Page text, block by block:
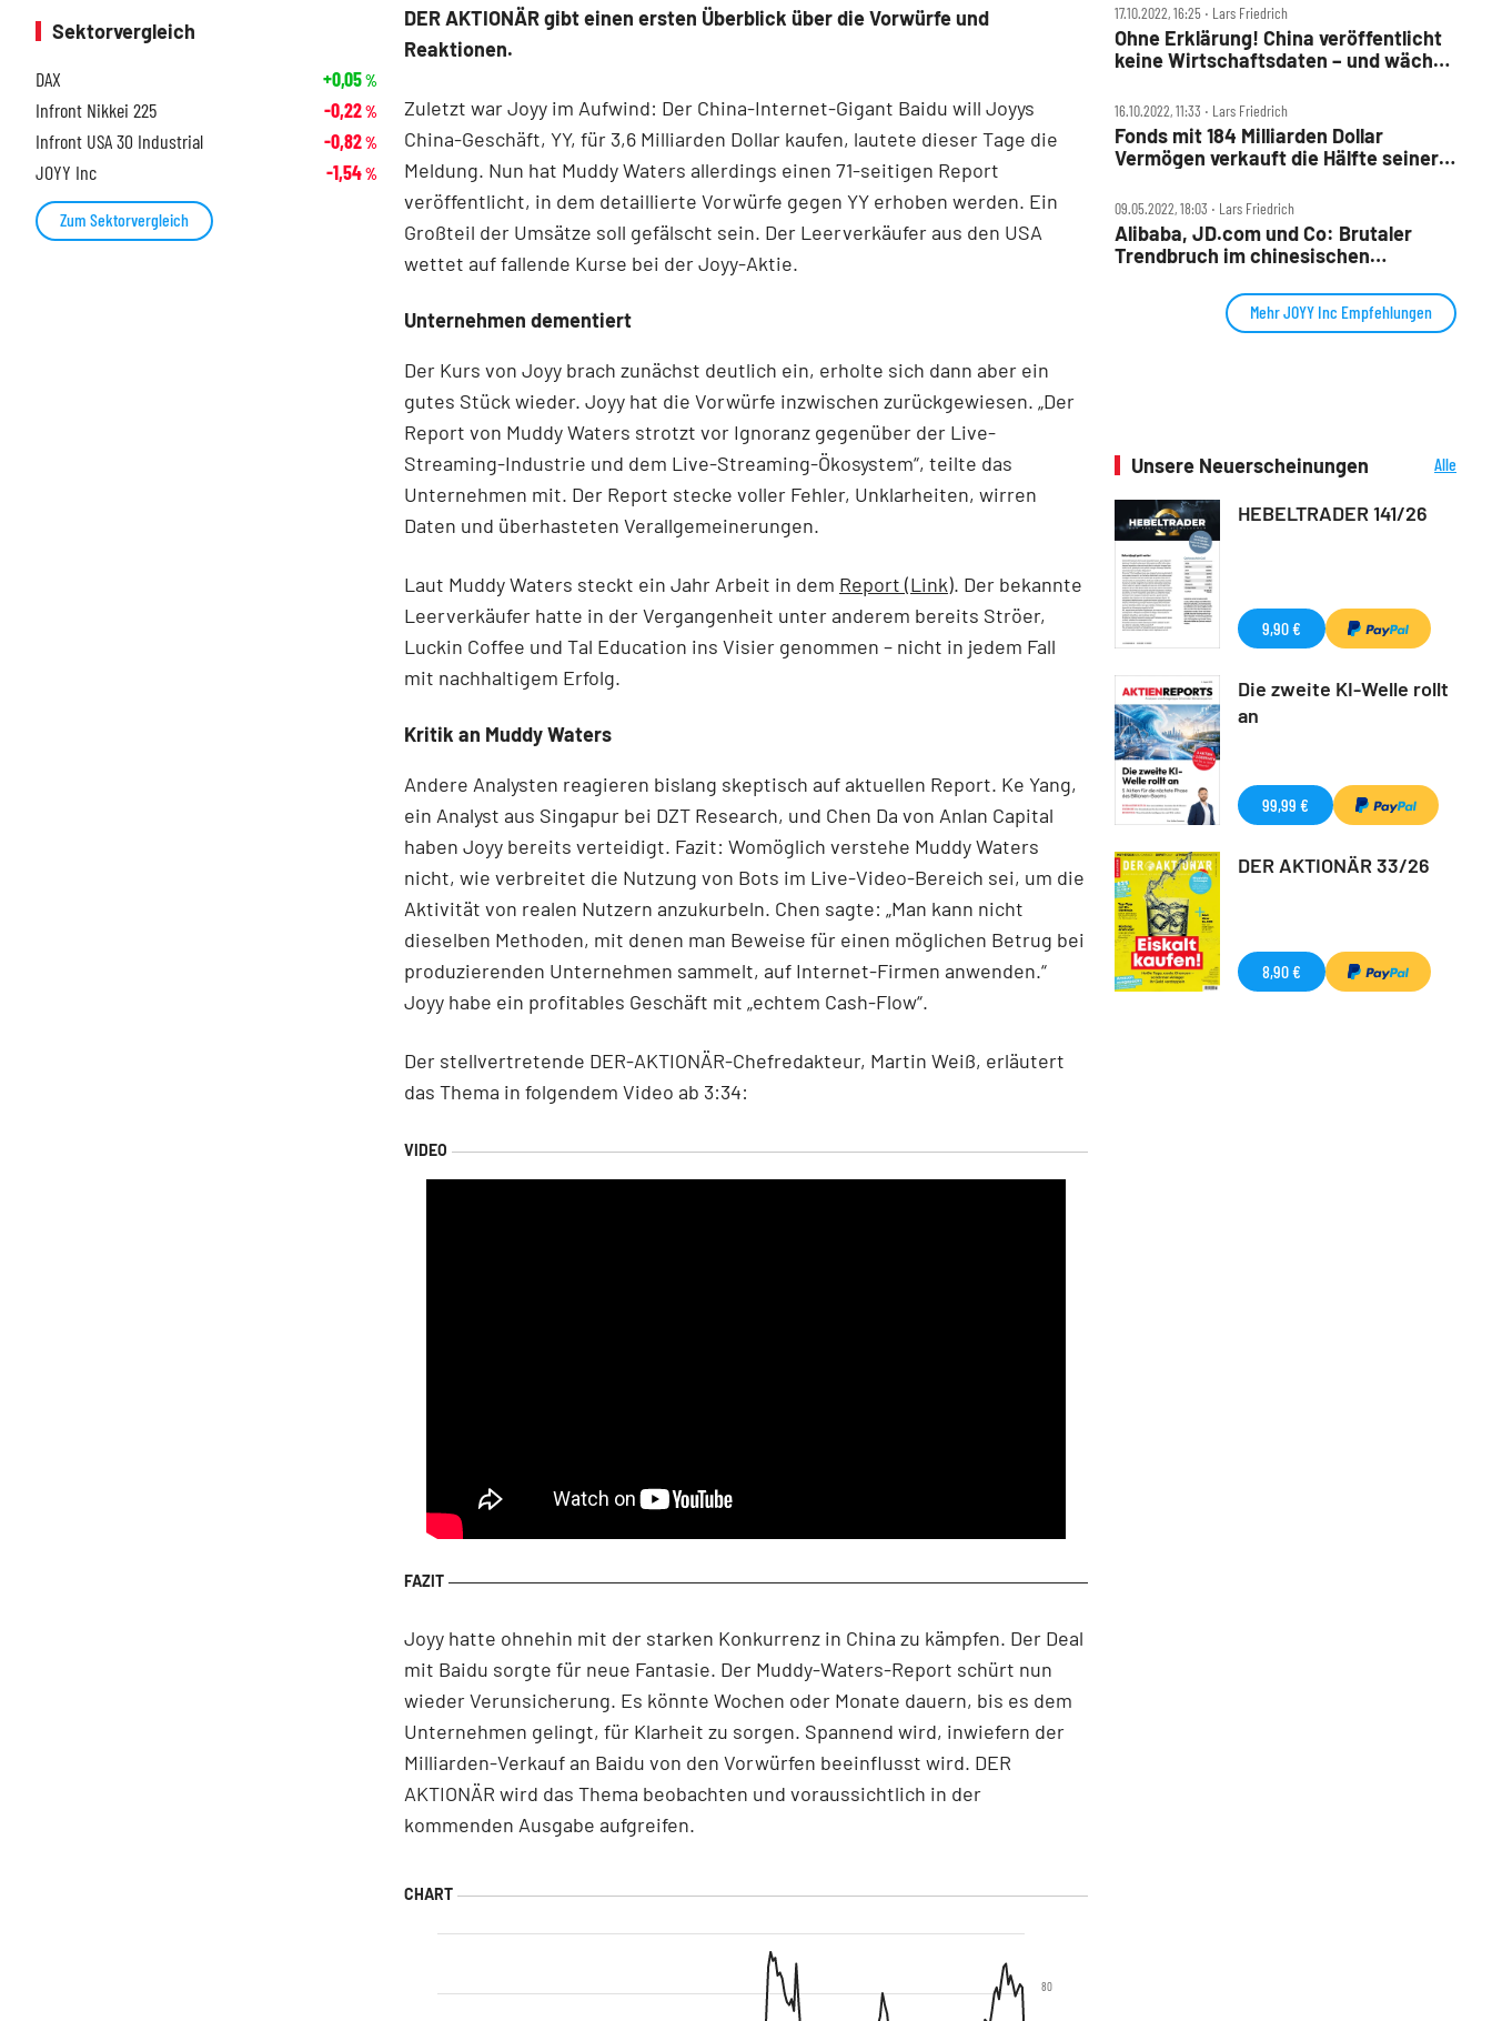
DER AKTIONÄR gibt einen ersten Überblick über die Vorwürfe und
Reaktionen.
Zuletzt war Joyy im Aufwind: Der China-Internet-Gigant Baidu will Joyys
China-Geschäft, YY, für 3,6 Milliarden Dollar kaufen, lautete dieser Tage die
Meldung. Nun hat Muddy Waters allerdings einen 71-seitigen Report
veröffentlicht, in dem detaillierte Vorwürfe gegen YY erhoben werden. Ein
Großteil der Umsätze soll gefälscht sein. Der Leerverkäufer aus den USA
wettet auf fallende Kurse bei der Joyy-Aktie.
Unternehmen dementiert
Der Kurs von Joyy brach zunächst deutlich ein, erholte sich dann aber ein
gutes Stück wieder. Joyy hat die Vorwürfe inzwischen zurückgewiesen. „Der
Report von Muddy Waters strotzt vor Ignoranz gegenüber der Live-
Streaming-Industrie und dem Live-Streaming-Ökosystem“, teilte das
Unternehmen mit. Der Report stecke voller Fehler, Unklarheiten, wirren
Daten und überhasteten Verallgemeinerungen.
Laut Muddy Waters steckt ein Jahr Arbeit in dem Report (Link). Der bekannte
Leerverkäufer hatte in der Vergangenheit unter anderem bereits Ströer,
Luckin Coffee und Tal Education ins Visier genommen – nicht in jedem Fall
mit nachhaltigem Erfolg.
Kritik an Muddy Waters
Andere Analysten reagieren bislang skeptisch auf aktuellen Report. Ke Yang,
ein Analyst aus Singapur bei DZT Research, und Chen Da von Anlan Capital
haben Joyy bereits verteidigt. Fazit: Womöglich verstehe Muddy Waters
nicht, wie verbreitet die Nutzung von Bots im Live-Video-Bereich sei, um die
Aktivität von realen Nutzern anzukurbeln. Chen sagte: „Man kann nicht
dieselben Methoden, mit denen man Beweise für einen möglichen Betrug bei
produzierenden Unternehmen sammelt, auf Internet-Firmen anwenden.“
Joyy habe ein profitables Geschäft mit „echtem Cash-Flow“.
Der stellvertretende DER-AKTIONÄR-Chefredakteur, Martin Weiß, erläutert
das Thema in folgendem Video ab 3:34:
Joyy hatte ohnehin mit der starken Konkurrenz in China zu kämpfen. Der Deal
mit Baidu sorgte für neue Fantasie. Der Muddy-Waters-Report schürt nun
wieder Verunsicherung. Es könnte Wochen oder Monate dauern, bis es dem
Unternehmen gelingt, für Klarheit zu sorgen. Spannend wird, inwiefern der
Milliarden-Verkauf an Baidu von den Vorwürfen beeinflusst wird. DER
AKTIONÄR wird das Thema beobachten und voraussichtlich in der
kommenden Ausgabe aufgreifen.
80
Sektorvergleich
DAX
+0,05%
Infront Nikkei 225 -0,22%
Infront USA 30 Industrial -0,82%
JOYY Inc -1,54%
Zum Sektorvergleich
17.10.2022, 16:25 ‧ Lars Friedrich
Ohne Erklärung! China veröffentlicht
keine Wirtschaftsdaten – und wächst
16.10.2022, 11:33 ‧ Lars Friedrich
Fonds mit 184 Milliarden Dollar
Vermögen verkauft die Hälfte seiner
09.05.2022, 18:03 ‧ Lars Friedrich
Alibaba, JD.com und Co: Brutaler
Trendbruch im chinesischen
Mehr JOYY Inc Empfehlungen
Unsere Neuerscheinungen
Alle
HEBELTRADER 141/26
9,90 €
Die zweite KI-Welle rollt
an
99,99 €
DER AKTIONÄR 33/26
8,90 €